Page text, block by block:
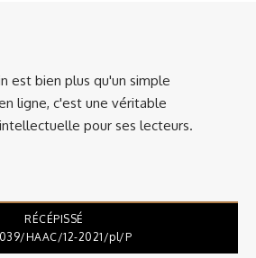
est bien plus qu'un simple
ligne, c'est une véritable
pour ses lecteurs.
RÉCÉPISSÉ
HAAC/12-2021/pl/P